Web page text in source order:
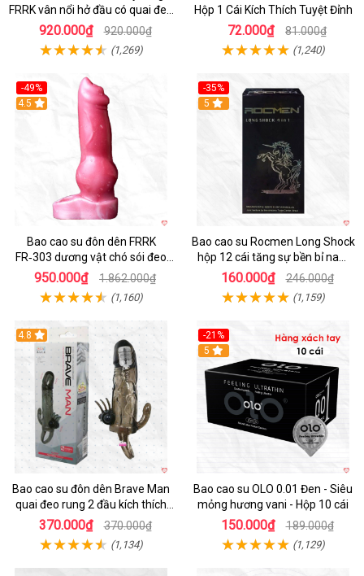
FRRK vân nổi hở đầu có quai đeo
bìu cao cấp
920.000₫ 920.000₫
(1,269)
Hộp 1 Cái Kích Thích Tuyệt Đỉnh
72.000₫ 81.000₫
(1,240)
-49%
4.5
Bao cao su đôn dên FRRK
FR‑303 dương vật chó sói đeo
tiện lợi cực đã
950.000₫ 1.862.000₫
(1,160)
-35%
5
Bao cao su Rocmen Long Shock
hộp 12 cái tăng sự bền bỉ nam
giới
160.000₫ 246.000₫
(1,159)
4.8
Bao cao su đôn dên Brave Man
quai đeo rung 2 đầu kích thích
mạnh
370.000₫ 370.000₫
(1,134)
-21%
Hot
5
Bao cao su OLO 0.01 Đen - Siêu
mỏng hương vani - Hộp 10 cái
150.000₫ 189.000₫
(1,129)